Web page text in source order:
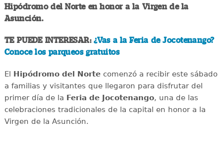
Hipódromo del Norte en honor a la Virgen de la
Asunción.
TE PUEDE INTERESAR:¿Vas a la Feria de Jocotenango?
Conoce los parqueos gratuitos
El Hipódromo del Nortecomenzó a recibir este sábado
a familias y visitantes que llegaron para disfrutar del
primer día de la Feria de Jocotenango, una de las
celebraciones tradicionales de la capital en honor a la
Virgen de la Asunción.